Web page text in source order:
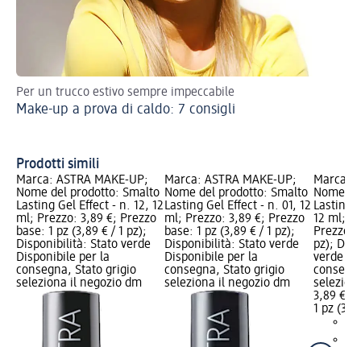
Per un trucco estivo sempre impeccabile
Make-up a prova di caldo: 7 consigli
Prodotti simili
Marca: ASTRA MAKE-UP;
Nome del prodotto: Smalto
Lasting Gel Effect - n. 12, 12
ml; Prezzo: 3,89 €; Prezzo
base: 1 pz (3,89 € / 1 pz);
Disponibilità: Stato verde
Disponibile per la
consegna, Stato grigio
seleziona il negozio dm
Marca: ASTRA MAKE-UP;
Nome del prodotto: Smalto
Lasting Gel Effect - n. 01, 12
ml; Prezzo: 3,89 €; Prezzo
base: 1 pz (3,89 € / 1 pz);
Disponibilità: Stato verde
Disponibile per la
consegna, Stato grigio
seleziona il negozio dm
Marca:
Nome
Lasting
12 ml;
Prezzo
pz);
verde
3,89 €
1 pz